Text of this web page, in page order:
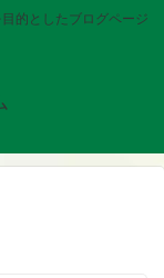
的としたブログページ